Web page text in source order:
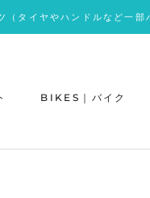
（タイヤやハンドルなど一
BIKES｜バイク